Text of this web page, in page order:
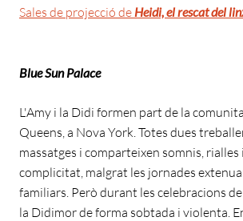
Sales de projecció de Heidi, el rescat del
Blue Sun Palace
L'Amy i la Didi formen part de la
Queens, a Nova York. Totes dues
massatges i comparteixen somnis,
complicitat, malgrat les jornades
familiars. Però durant les celebracions
la Didimor de forma sobtada i violenta.